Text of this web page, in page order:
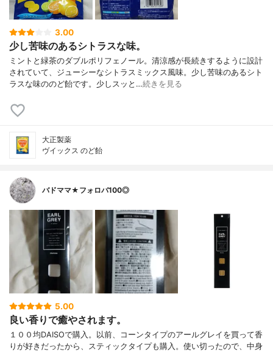
3.00
少し苦味のあるシトラスな味。
ミントと緑茶のダブルポリフェノール。清涼感が長続きするように設計
されていて、ジューシーなシトラスミックス風味。少し苦味のあるシト
ラスな味ののど飴です。少しスッと…続きを見る
大正製薬
ヴイックス のど飴
バドママ★フォロバ100◎
5.00
良い香りで癒やされます。
１００均DAISOで購入。以前、コーンタイプのアールグレイを買って香
りが好きだったから、スティックタイプも購入。使い切ったので、中身